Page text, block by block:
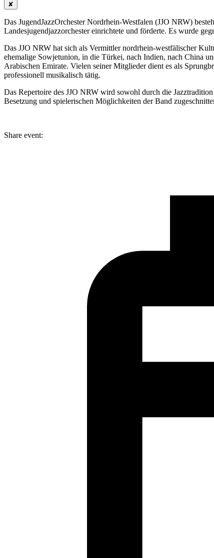
✘
Das JugendJazzOrchester Nordrhein-Westfalen (JJO NRW)
Landesjugendjazzorchester einrichtete und förderte. Es wurde
Das JJO NRW hat sich als Vermittler nordrhein-westfälischer
ehemalige Sowjetunion, in die Türkei, nach Indien, nach China
Arabischen Emirate. Vielen seiner Mitglieder dient es als
professionell musikalisch tätig.
Das Repertoire des JJO NRW wird sowohl durch die
Besetzung und spielerischen Möglichkeiten der Band
Share event: